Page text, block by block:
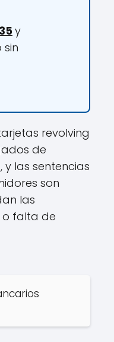
y
revolving
de
y las sentencias
son
las
o falta de